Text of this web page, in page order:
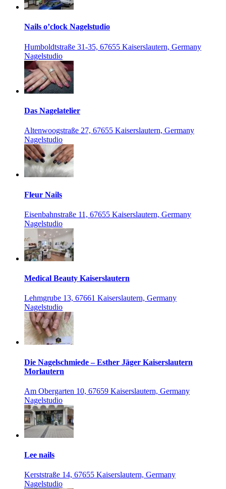
Nails o’clock Nagelstudio
Humboldtstraße 31-35, 67655 Kaiserslautern, Germany
Nagelstudio
Das Nagelatelier
Altenwoogstraße 27, 67655 Kaiserslautern, Germany
Nagelstudio
Fleur Nails
Eisenbahnstraße 11, 67655 Kaiserslautern, Germany
Nagelstudio
Medical Beauty Kaiserslautern
Lehmgrube 13, 67661 Kaiserslautern, Germany
Nagelstudio
Die Nagelschmiede – Esther Jäger Kaiserslautern
Morlautern
Am Obergarten 10, 67659 Kaiserslautern, Germany
Nagelstudio
Lee nails
Kerststraße 14, 67655 Kaiserslautern, Germany
Nagelstudio